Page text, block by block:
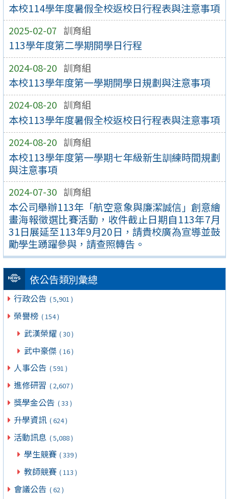
本校114學年度暑假全校返校日行程表與注意事項
2025-02-07 訓育組
113學年度第二學期開學日行程
2024-08-20 訓育組
本校113學年度第一學期開學日規劃與注意事項
2024-08-20 訓育組
本校113學年度暑假全校返校日行程表與注意事項
2024-08-20 訓育組
本校113學年度第一學期七年級新生訓練時間規劃
與注意事項
2024-07-30 訓育組
本公司舉辦113年「航空意象與廉潔誠信」創意繪
畫海報徵選比賽活動，收件截止日期自113年7月
31日展延至113年9月20日，請貴校廣為宣導並鼓
勵學生踴躍參與，請查照轉告。
依公告類別彙總
行政公告 ( 5,901 )
榮譽榜 ( 154 )
武漢榮耀 ( 30 )
武中豪傑 ( 16 )
人事公告 ( 591 )
進修研習 ( 2,607 )
獎學金公告 ( 33 )
升學資訊 ( 624 )
活動訊息 ( 5,088 )
學生競賽 ( 339 )
教師競賽 ( 113 )
會議公告 ( 62 )